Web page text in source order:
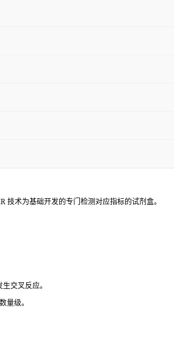
技术为基础开发的专门检测对应指标的试剂盒。
交叉反应。
量级。